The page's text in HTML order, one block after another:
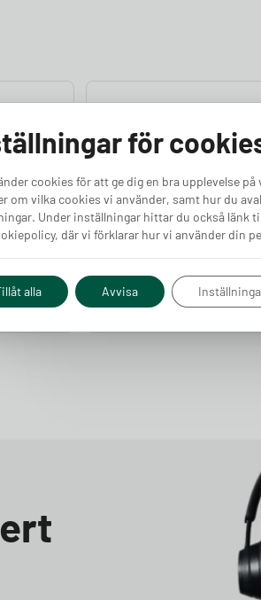
Ocean
Köp
go-e Kabelhållare
Finns i lager
Pris från
656kr
Köp
för
cookies för att ge dig en bra upplevelse på
om vilka cookies vi använder, samt hur du
Under inställningar hittar du också länk
där vi förklarar hur vi använder din
alla Avvisa